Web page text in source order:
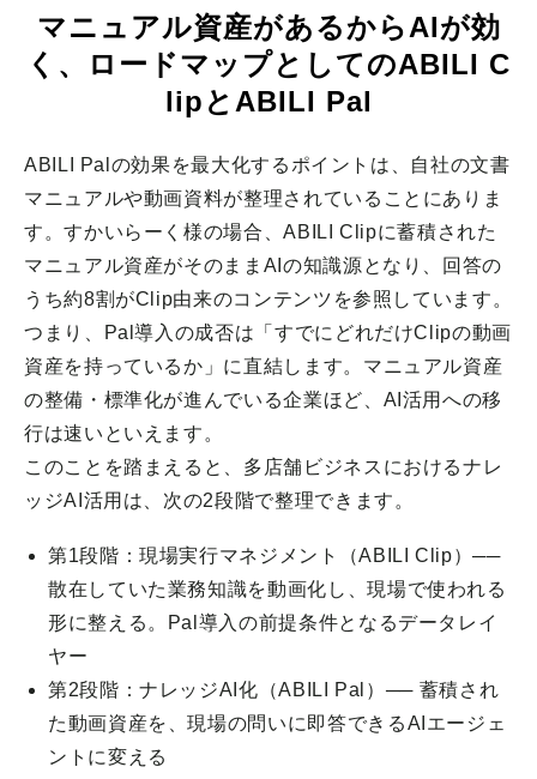
マニュアル資産があるからAIが効
く、ロードマップとしてのABILI C
lipとABILI Pal
ABILI Palの効果を最大化するポイントは、自社の文書
マニュアルや動画資料が整理されていることにありま
す。すかいらーく様の場合、ABILI Clipに蓄積された
マニュアル資産がそのままAIの知識源となり、回答の
うち約8割がClip由来のコンテンツを参照しています。
つまり、Pal導入の成否は「すでにどれだけClipの動画
資産を持っているか」に直結します。マニュアル資産
の整備・標準化が進んでいる企業ほど、AI活用への移
行は速いといえます。
このことを踏まえると、多店舗ビジネスにおけるナレ
ッジAI活用は、次の2段階で整理できます。
第1段階：現場実行マネジメント（ABILI Clip）──
散在していた業務知識を動画化し、現場で使われる
形に整える。Pal導入の前提条件となるデータレイ
ヤー
第2段階：ナレッジAI化（ABILI Pal）── 蓄積され
た動画資産を、現場の問いに即答できるAIエージェ
ントに変える